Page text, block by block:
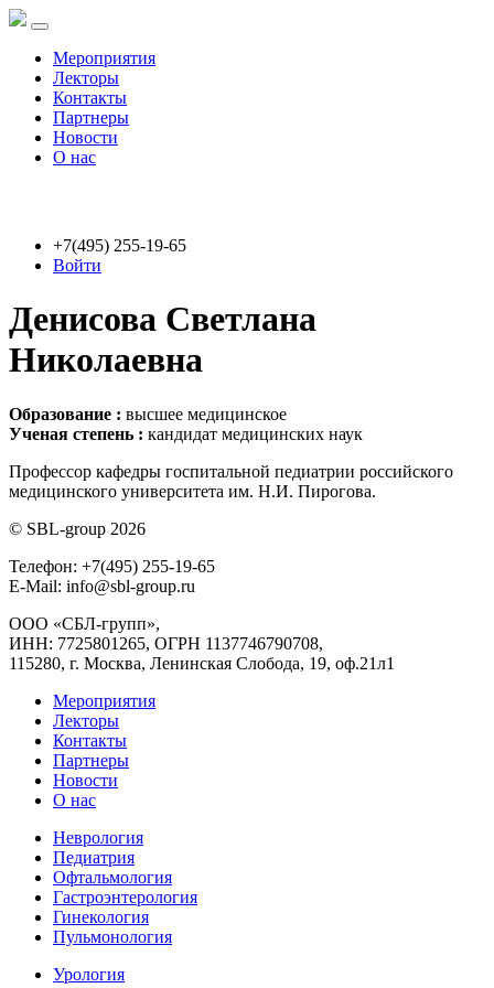
Мероприятия
Лекторы
Контакты
Партнеры
Новости
О нас
+7(495) 255-19-65
Войти
Денисова Светлана
Николаевна
Образование : высшее медицинское
Ученая степень : кандидат медицинских наук
Профессор кафедры госпитальной педиатрии российского
медицинского университета им. Н.И. Пирогова.
© SBL-group 2026
Телефон: +7(495) 255-19-65
E-Mail: info@sbl-group.ru
ООО «СБЛ-групп»,
ИНН: 7725801265, ОГРН 1137746790708,
115280, г. Москва, Ленинская Слобода, 19, оф.21л1
Мероприятия
Лекторы
Контакты
Партнеры
Новости
О нас
Неврология
Педиатрия
Офтальмология
Гастроэнтерология
Гинекология
Пульмонология
Урология